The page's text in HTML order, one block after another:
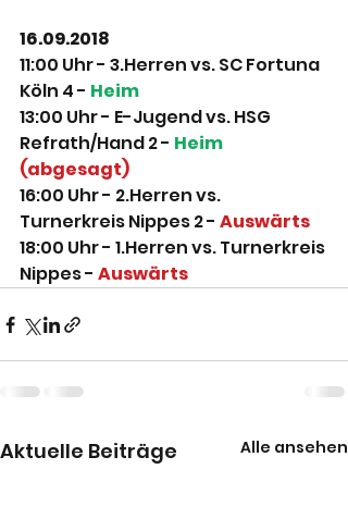
16.09.2018
11:00 Uhr - 3.Herren vs. SC Fortuna
Köln 4 - Heim
13:00 Uhr - E-Jugend vs. HSG
Refrath/Hand 2 - Heim
(abgesagt)
16:00 Uhr - 2.Herren vs.
Turnerkreis Nippes 2 - Auswärts
18:00 Uhr - 1.Herren vs. Turnerkreis
Nippes - Auswärts
Aktuelle Beiträge Alle ansehen